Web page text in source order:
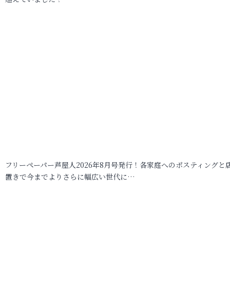
フリーペーパー芦屋人2026年8月号発行！各家庭へのポスティングと
置きで今までよりさらに幅広い世代に…